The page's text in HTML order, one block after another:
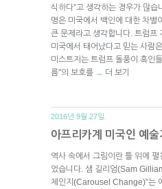
식하다”고 생각하는 경우가 많
명은 미국에서 백인에 대한 차별
큰 문제라고 생각합니다. 트럼프
미국에서 태어났다고 믿는 사람
미스트지는 트럼프 돌풍이 흑인
름”의 보호를 → 더 보기
2016년 9월 27일.
아프리카계 미국인 예술
역사 속에서 그림이란 틀 위에 펼
었습니다. 샘 길리엄(Sam
체인지(Carousel Change)”는